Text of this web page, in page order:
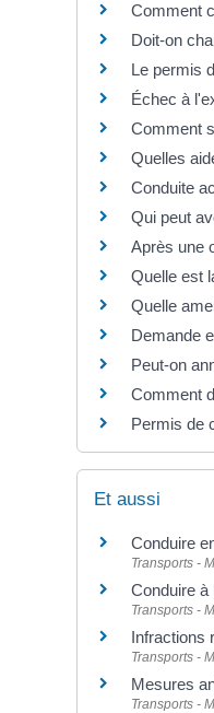
Comment
Doit-on
Le permis
Échec à
Comment
Quelles
Conduite
Qui peut
Après une
Quelle est
Quelle
Demande
Peut-on
Comment
Permis de
Et aussi
Conduire
Transports -
Conduire à
Transports -
Infractions
Transports -
Mesures
Transports -